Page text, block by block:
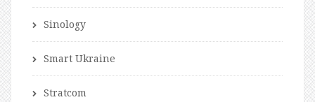
Sinology
Smart Ukraine
Stratcom